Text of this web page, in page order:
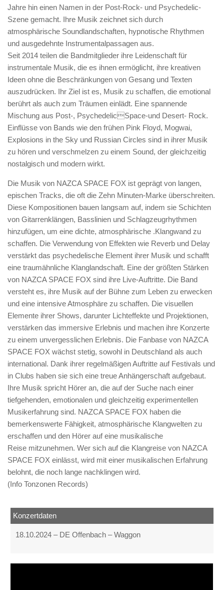
Jahre hin einen Namen in der Post-Rock- und Psychedelic-
Szene gemacht. Ihre Musik zeichnet sich durch
atmosphärische Soundlandschaften, hypnotische Rhythmen
und ausgedehnte Instrumentalpassagen aus.
Seit 2014 teilen die Bandmitglieder ihre Leidenschaft für
instrumentale Musik, die es ihnen ermöglicht, ihre kreativen
Ideen ohne die Beschränkungen von Gesang und Texten
auszudrücken. Ihr Ziel ist es, Musik zu schaffen, die emotional
berührt als auch zum Träumen einlädt. Eine spannende
Mischung aus Post-, PsychedelicSpace-und Desert- Rock.
Einflüsse von Bands wie den frühen Pink Floyd, Mogwai,
Explosions in the Sky und Russian Circles sind in ihrer Musik
zu hören und verschmelzen zu einem Sound, der gleichzeitig
nostalgisch und modern wirkt.
Die Musik von NAZCA SPACE FOX ist geprägt von langen,
epischen Tracks, die oft die Zehn Minuten-Marke überschreiten.
Diese Kompositionen bauen langsam auf, indem sie Schichten
von Gitarrenklängen, Basslinien und Schlagzeugrhythmen
hinzufügen, um eine dichte, atmosphärische .Klangwand zu
schaffen. Die Verwendung von Effekten wie Reverb und Delay
verstärkt das psychedelische Element ihrer Musik und schafft
eine traumähnliche Klanglandschaft. Eine der größten Stärken
von NAZCA SPACE FOX sind ihre Live-Auftritte. Die Band
versteht es, ihre Musik auf der Bühne zum Leben zu erwecken
und eine intensive Atmosphäre zu schaffen. Die visuellen
Elemente ihrer Shows, darunter Lichteffekte und Projektionen,
verstärken das immersive Erlebnis und machen ihre Konzerte
zu einem unvergesslichen Erlebnis. Die Fanbase von NAZCA
SPACE FOX wächst stetig, sowohl in Deutschland als auch
international. Dank ihrer regelmäßigen Auftritte auf Festivals und
in Clubs haben sie sich eine treue Anhängerschaft aufgebaut.
Ihre Musik spricht Hörer an, die auf der Suche nach einer
tiefgehenden, emotionalen und gleichzeitig experimentellen
Musikerfahrung sind. NAZCA SPACE FOX haben die
bemerkenswerte Fähigkeit, atmosphärische Klangwelten zu
erschaffen und den Hörer auf eine musikalische
Reise mitzunehmen. Wer sich auf die Klangreise von NAZCA
SPACE FOX einlässt, wird mit einer musikalischen Erfahrung
belohnt, die noch lange nachklingen wird.
(Info Tonzonen Records)
Konzertdaten
18.10.2024 – DE Offenbach – Waggon